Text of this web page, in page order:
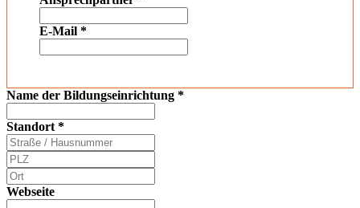
E-Mail *
Name der Bildungseinrichtung *
Standort *
Webseite